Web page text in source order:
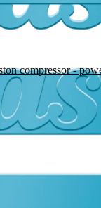
compressor -